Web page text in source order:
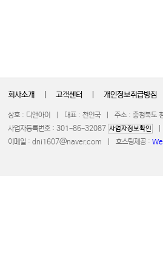
회사소개 고객센터 개인정보취급방침
상호 : 디앤아이 | 대표 : 천인국 | 주소 : 충청북도 청
사업자등록번호 : 301-86-32087 사업자정보확인
|
이메일 : dni1607@naver.com | 호스팅제공 :